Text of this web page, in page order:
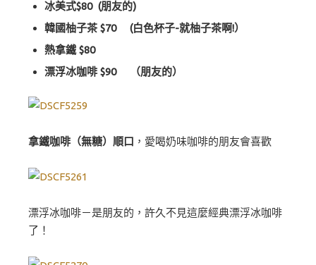
冰美式$80 (朋友的)
韓國柚子茶 $70 (白色杯子-就柚子茶啊!）
熱拿鐵 $80
漂浮冰咖啡 $90 （朋友的）
拿鐵咖啡（無糖）順口 ，愛喝奶味咖啡的朋友會喜歡
漂浮冰咖啡－是朋友的，許久不見這麼經典漂浮冰咖啡
了！